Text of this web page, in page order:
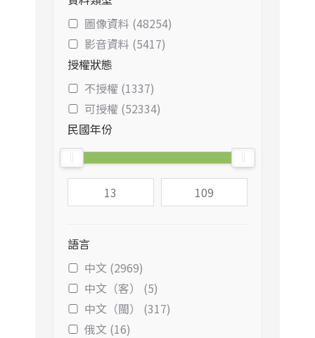
圖像資料 (48254)
影音資料 (5417)
授權狀態
不授權 (1337)
可授權 (52334)
民國年份
語言
中文 (2969)
中文（客） (5)
中文（閩） (317)
俄文 (16)